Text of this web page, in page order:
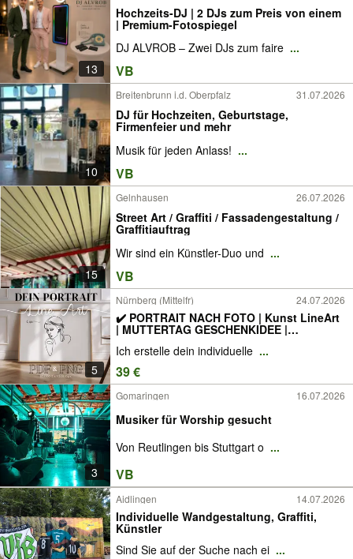
13
Hochzeits-DJ | 2 DJs zum Preis von einem
| Premium-Fotospiegel
DJ ALVROB – Zwei DJs zum faire ...
VB
10
Breitenbrunn i.d. Oberpfalz 31.07.2026
DJ für Hochzeiten, Geburtstage,
Firmenfeier und mehr
Musik für jeden Anlass! ...
VB
15
Gelnhausen 26.07.2026
Street Art / Graffiti / Fassadengestaltung /
Graffitiauftrag
Wir sind ein Künstler-Duo und ...
VB
5
Nürnberg (Mittelfr) 24.07.2026
✔️ PORTRAIT NACH FOTO | Kunst LineArt
| MUTTERTAG GESCHENKIDEE |
GEBURTSTAG, HOCHZEIT, VERLOBUNG,
GEBURT, TAUFE, KONFIRMATION,
KOMMUNION, | professionelle PORTRÄT
MALEREI
Ich erstelle dein individuelle ...
39 €
3
Gomaringen 16.07.2026
Musiker für Worship gesucht
Von Reutlingen bis Stuttgart o ...
VB
Aidlingen 14.07.2026
Individuelle Wandgestaltung, Graffiti,
Künstler
Sind Sie auf der Suche nach ei ...